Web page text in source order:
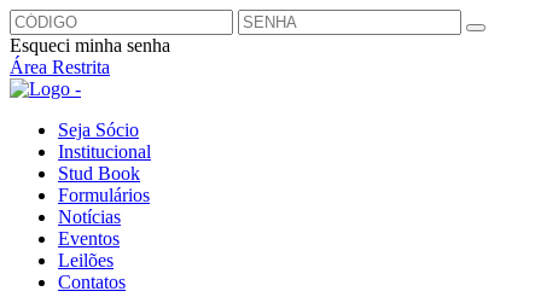
Esqueci minha senha
Área Restrita
Seja Sócio
Institucional
Stud Book
Formulários
Notícias
Eventos
Leilões
Contatos